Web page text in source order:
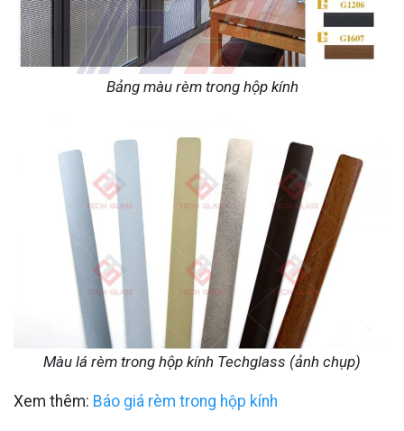
Bảng màu rèm trong hộp kính
Màu lá rèm trong hộp kính Techglass (ảnh chụp)
Xem thêm: Báo giá rèm trong hộp kính